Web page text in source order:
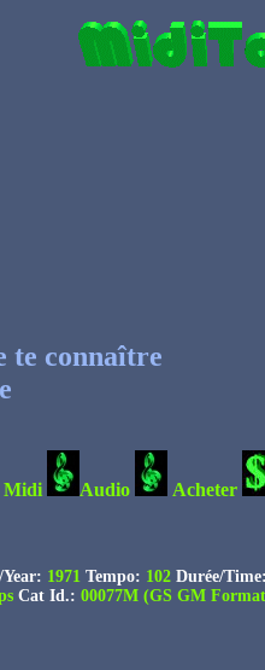
te connaître
Midi Audio Acheter
1971Tempo: 102Durée/
Cat Id.: 00077M (GS GM